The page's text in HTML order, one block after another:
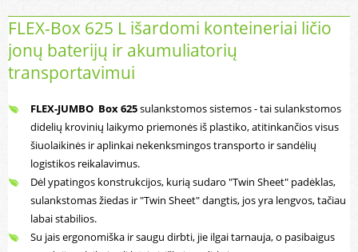
FLEX-Box 625 L išardomi konteineriai ličio
jonų baterijų ir akumuliatorių
transportavimui
FLEX-JUMBO Box 625sulankstomos sistemos - tai sulankstomos
didelių krovinių laikymo priemonės iš plastiko, atitinkančios visus
šiuolaikinės ir aplinkai nekenksmingos transporto ir sandėlių
logistikos reikalavimus.
Dėl ypatingos konstrukcijos, kurią sudaro "Twin Sheet" padėklas,
sulankstomas žiedas ir "Twin Sheet" dangtis, jos yra lengvos, tačiau
labai stabilios.
Su jais ergonomiška ir saugu dirbti, jie ilgai tarnauja, o pasibaigus